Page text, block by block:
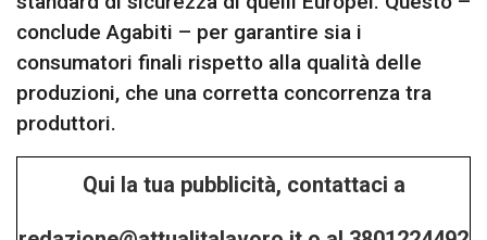
conclude Agabiti – per garantire sia i
consumatori finali rispetto alla qualità delle
produzioni, che una corretta concorrenza tra
produttori.
Qui la tua pubblicità, contattaci a